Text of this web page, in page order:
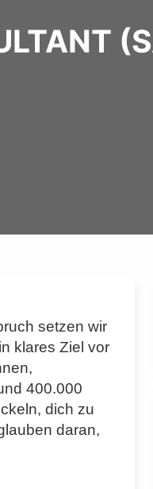
setzen wir
klares Ziel vor
400.000
dich zu
daran,